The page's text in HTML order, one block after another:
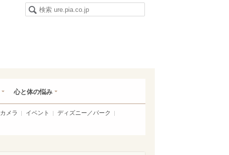
心と体の悩み
カメラ イベント
ディズニー／パーク